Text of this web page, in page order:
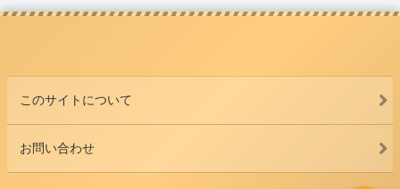
このサイトについて
お問い合わせ